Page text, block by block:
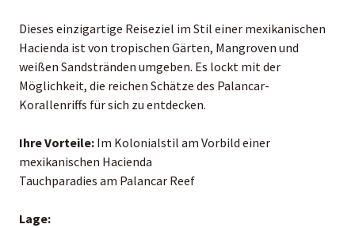
Dieses einzigartige Reiseziel im Stil einer mexikanischen
Hacienda ist von tropischen Gärten, Mangroven und
weißen Sandstränden umgeben. Es lockt mit der
Möglichkeit, die reichen Schätze des Palancar-
Korallenriffs für sich zu entdecken.
Ihre Vorteile: Im Kolonialstil am Vorbild einer
mexikanischen Hacienda
Tauchparadies am Palancar Reef
Lage: